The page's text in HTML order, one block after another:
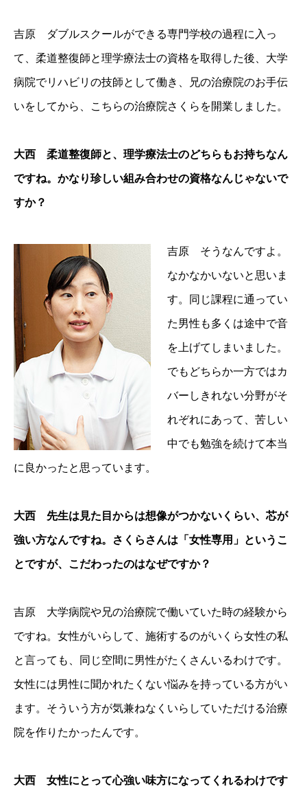
吉原 ダブルスクールができる専門学校の過程に入っ
て、柔道整復師と理学療法士の資格を取得した後、大学
病院でリハビリの技師として働き、兄の治療院のお手伝
いをしてから、こちらの治療院さくらを開業しました。
大西 柔道整復師と、理学療法士のどちらもお持ちなん
ですね。かなり珍しい組み合わせの資格なんじゃないで
すか？
吉原 そうなんですよ。
なかなかいないと思いま
す。同じ課程に通ってい
た男性も多くは途中で音
を上げてしまいました。
でもどちらか一方ではカ
バーしきれない分野がそ
れぞれにあって、苦しい
中でも勉強を続けて本当
に良かったと思っています。
大西 先生は見た目からは想像がつかないくらい、芯が
強い方なんですね。さくらさんは「女性専用」というこ
とですが、こだわったのはなぜですか？
吉原 大学病院や兄の治療院で働いていた時の経験から
ですね。女性がいらして、施術するのがいくら女性の私
と言っても、同じ空間に男性がたくさんいるわけです。
女性には男性に聞かれたくない悩みを持っている方がい
ます。そういう方が気兼ねなくいらしていただける治療
院を作りたかったんです。
大西 女性にとって心強い味方になってくれるわけです